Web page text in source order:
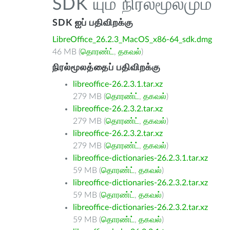
SDK யும் நிரல்மூலமும்
SDK ஐப் பதிவிறக்கு
LibreOffice_26.2.3_MacOS_x86-64_sdk.dmg
46 MB (தொரண்ட் , தகவல்)
நிரல்மூலத்தைப் பதிவிறக்கு
libreoffice-26.2.3.1.tar.xz
279 MB (தொரண்ட் , தகவல்)
libreoffice-26.2.3.2.tar.xz
279 MB (தொரண்ட் , தகவல்)
libreoffice-26.2.3.2.tar.xz
279 MB (தொரண்ட் , தகவல்)
libreoffice-dictionaries-26.2.3.1.tar.xz
59 MB (தொரண்ட் , தகவல்)
libreoffice-dictionaries-26.2.3.2.tar.xz
59 MB (தொரண்ட் , தகவல்)
libreoffice-dictionaries-26.2.3.2.tar.xz
59 MB (தொரண்ட் , தகவல்)